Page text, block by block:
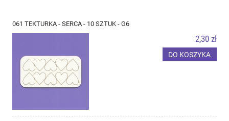
061 TEKTURKA - SERCA - 10 SZTUK - G6
2,30 zł
DO KOSZYKA